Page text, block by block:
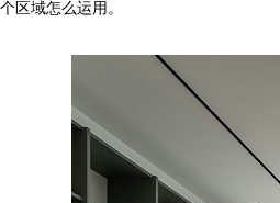
个区域怎么运用。